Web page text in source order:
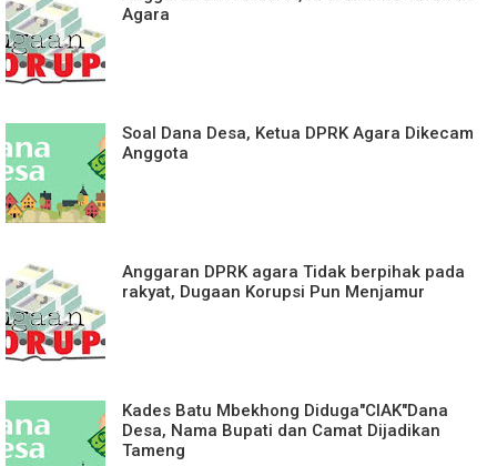
Agara
Soal Dana Desa, Ketua DPRK Agara Dikecam
Anggota
Anggaran DPRK agara Tidak berpihak pada
rakyat, Dugaan Korupsi Pun Menjamur
Kades Batu Mbekhong Diduga"CIAK"Dana
Desa, Nama Bupati dan Camat Dijadikan
Tameng